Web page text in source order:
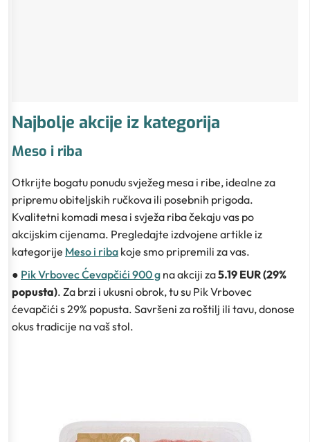
Najbolje akcije iz kategorija
Meso i riba
Otkrijte bogatu ponudu svježeg mesa i ribe, idealne za
pripremu obiteljskih ručkova ili posebnih prigoda.
Kvalitetni komadi mesa i svježa riba čekaju vas po
akcijskim cijenama. Pregledajte izdvojene artikle iz
kategorije Meso i riba koje smo pripremili za vas.
● Pik Vrbovec Ćevapčići 900 g na akciji za5.19 EUR (29%
popusta). Za brzi i ukusni obrok, tu su Pik Vrbovec
ćevapčići s 29% popusta. Savršeni za roštilj ili tavu, donose
okus tradicije na vaš stol.